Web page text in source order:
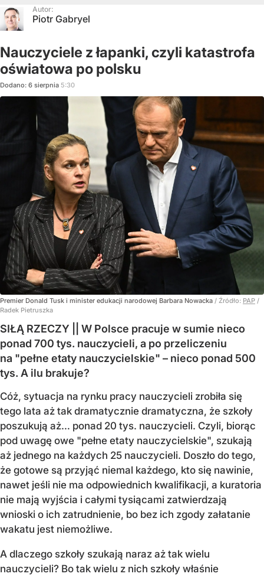
Autor:
Piotr Gabryel
Nauczyciele z łapanki, czyli katastrofa
oświatowa po polsku
Dodano: 6 sierpnia 5:30
Premier Donald Tusk i minister edukacji narodowej Barbara Nowacka / Źródło: PAP /
Radek Pietruszka
SIŁĄ RZECZY || W Polsce pracuje w sumie nieco
ponad 700 tys. nauczycieli, a po przeliczeniu
na "pełne etaty nauczycielskie" – nieco ponad 500
tys. A ilu brakuje?
Cóż, sytuacja na rynku pracy nauczycieli zrobiła się
tego lata aż tak dramatycznie dramatyczna, że szkoły
poszukują aż… ponad 20 tys. nauczycieli. Czyli, biorąc
pod uwagę owe "pełne etaty nauczycielskie", szukają
aż jednego na każdych 25 nauczycieli. Doszło do tego,
że gotowe są przyjąć niemal każdego, kto się nawinie,
nawet jeśli nie ma odpowiednich kwalifikacji, a kuratoria
nie mają wyjścia i całymi tysiącami zatwierdzają
wnioski o ich zatrudnienie, bo bez ich zgody załatanie
wakatu jest niemożliwe.
A dlaczego szkoły szukają naraz aż tak wielu
nauczycieli? Bo tak wielu z nich szkoły właśnie